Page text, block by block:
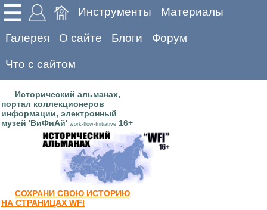
Инструменты Материалы
Галерея О сайте Блоги Форум
Что с сайтом
Исторический альманах,
портал коллекционеров
информации, электронный
музей 'ВиФиАй' work-flow-Initiative 16+
СОХРАНИ СВОЮ ИСТОРИЮ
НА СТРАНИЦАХ WFI